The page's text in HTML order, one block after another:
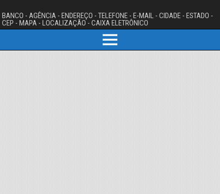
BANCO - AGÊNCIA - ENDEREÇO - TELEFONE - E-MAIL - CIDADE - ESTADO -
CEP - MAPA - LOCALIZAÇÃO - CAIXA ELETRÔNICO